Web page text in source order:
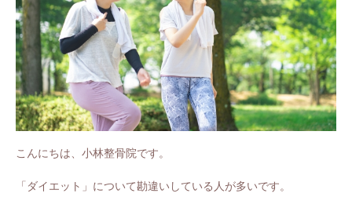
こんにちは、小林整骨院です。
「ダイエット」について勘違いしている人が多いです。